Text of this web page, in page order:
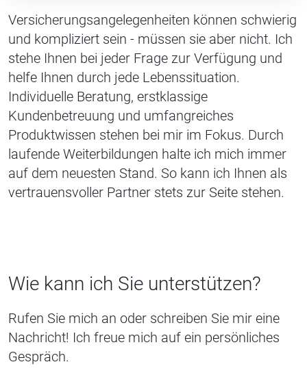
Versicherungsangelegenheiten können schwierig
und kompliziert sein - müssen sie aber nicht. Ich
stehe Ihnen bei jeder Frage zur Verfügung und
helfe Ihnen durch jede Lebenssituation.
Individuelle Beratung, erstklassige
Kundenbetreuung und umfangreiches
Produktwissen stehen bei mir im Fokus. Durch
laufende Weiterbildungen halte ich mich immer
auf dem neuesten Stand. So kann ich Ihnen als
vertrauensvoller Partner stets zur Seite stehen.
Wie kann ich Sie unterstützen?
Rufen Sie mich an oder schreiben Sie mir eine
Nachricht! Ich freue mich auf ein persönliches
Gespräch.